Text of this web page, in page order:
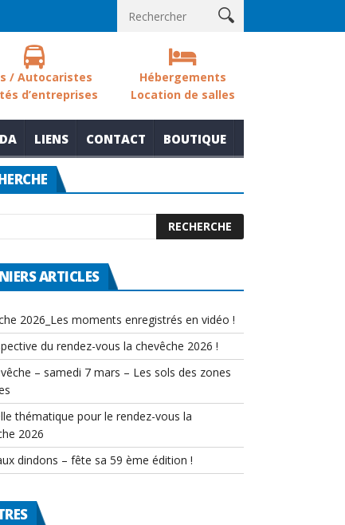
humides Nouvelle thématique pour le rendez-vous la
/ Autocaristes
d’entreprises
Hébergements
Location de salles
LIENS CONTACT BOUTIQUE
ARTICLES
2026_Les moments enregistrés en vidéo !
du rendez-vous la chevêche 2026 !
– samedi 7 mars – Les sols des zones
thématique pour le rendez-vous la
2026
dindons – fête sa 59 ème édition !